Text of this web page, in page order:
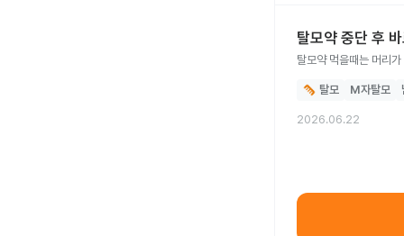
탈모약 중단 후
탈모약 먹을때는 머리
탈모 M자탈모
2026.06.22